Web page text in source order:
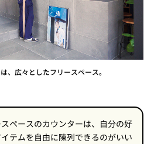
、広々としたフリースペース。
ペースのカウンターは、自分の好
テムを自由に陳列できるのがいい